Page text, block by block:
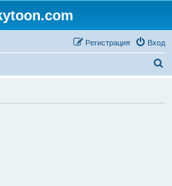
Вход
Регистрация